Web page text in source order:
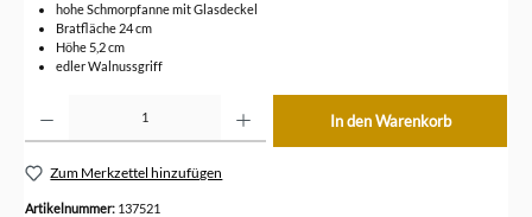
hohe Schmorpfanne mit Glasdeckel
Bratfläche 24 cm
Höhe 5,2 cm
edler Walnussgriff
In den Warenkorb
Zum Merkzettel hinzufügen
Artikelnummer: 137521